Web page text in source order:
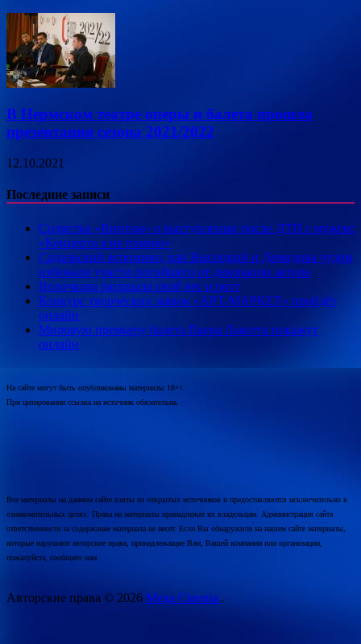
В Пермском театре оперы и балета прошла
презентация сезона 2021/2022
12.10.2021
Последние записи
Солистка «Винтаж» о выступлении после ДТП с мужем:
«Концерта я не помню»
Садальский вспомнил, как Высоцкий и Демидова чудом
избежали участи погибшего от декорации актера
Волочкова раскрыла свой вес и рост
Конкурс творческих заявок «АРТ-МАРКЕТ» пройдёт
онлайн
Мировую премьеру балета Пьера Лакотта покажут
онлайн
На сайте могут быть опубликованы материалы 18+!
При цитировании ссылка на источник обязательна.
Все материалы на данном сайте взяты из открытых источников и предоставляются исключительно в
ознакомительных целях. Права на материалы принадлежат их владельцам. Администрация сайта
ответственности за содержание материала не несет. Если Вы обнаружили на нашем сайте материалы,
которые нарушают авторские права, принадлежащие Вам, Вашей компании или организации,
пожалуйста, сообщите нам.
Авторские права © 2026 Mega Cinema..